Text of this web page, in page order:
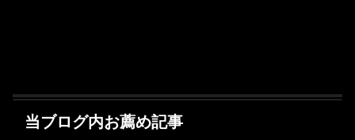
当ブログ内お薦め記事